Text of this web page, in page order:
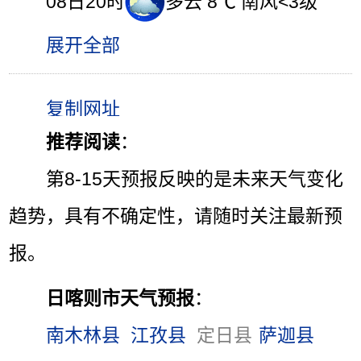
展开全部
推荐阅读：
第8-15天预报反映的是未来天气变化
趋势，具有不确定性，请随时关注最新预
报。
日喀则市天气预报：
南木林县 江孜县 定日县 萨迦县